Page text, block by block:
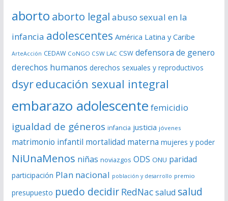
v
e
o
aborto aborto legal abuso sexual en la
infancia adolescentes América Latina y Caribe
ArteAcción CEDAW CoNGO CSW LAC CSW defensora de genero
derechos humanos derechos sexuales y reproductivos
dsyreducación sexual integral
embarazo adolescente femicidio
igualdad de géneros infancia justicia jóvenes
matrimonio infantil mortalidad materna mujeres y poder
NiUnaMenos niñas noviazgos ODS ONU paridad
participación Plan nacional población y desarrollo premio
presupuesto puedo decidir RedNacsalud salud